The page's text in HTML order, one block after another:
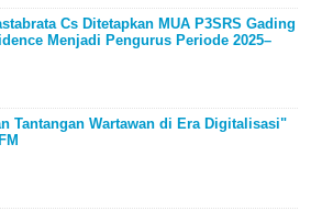
Cs Ditetapkan MUA P3SRS Gading
Menjadi Pengurus Periode 2025–
Tantangan Wartawan di Era Digitalisasi"